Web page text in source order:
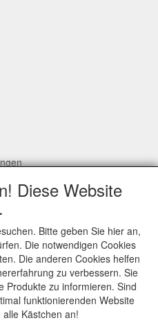
Diese Website
Bitte geben Sie hier an,
Die notwendigen Cookies
Die anderen Cookies helfen
zu verbessern. Sie
Produkte zu informieren. Sind
funktionierenden Website
Kästchen an!